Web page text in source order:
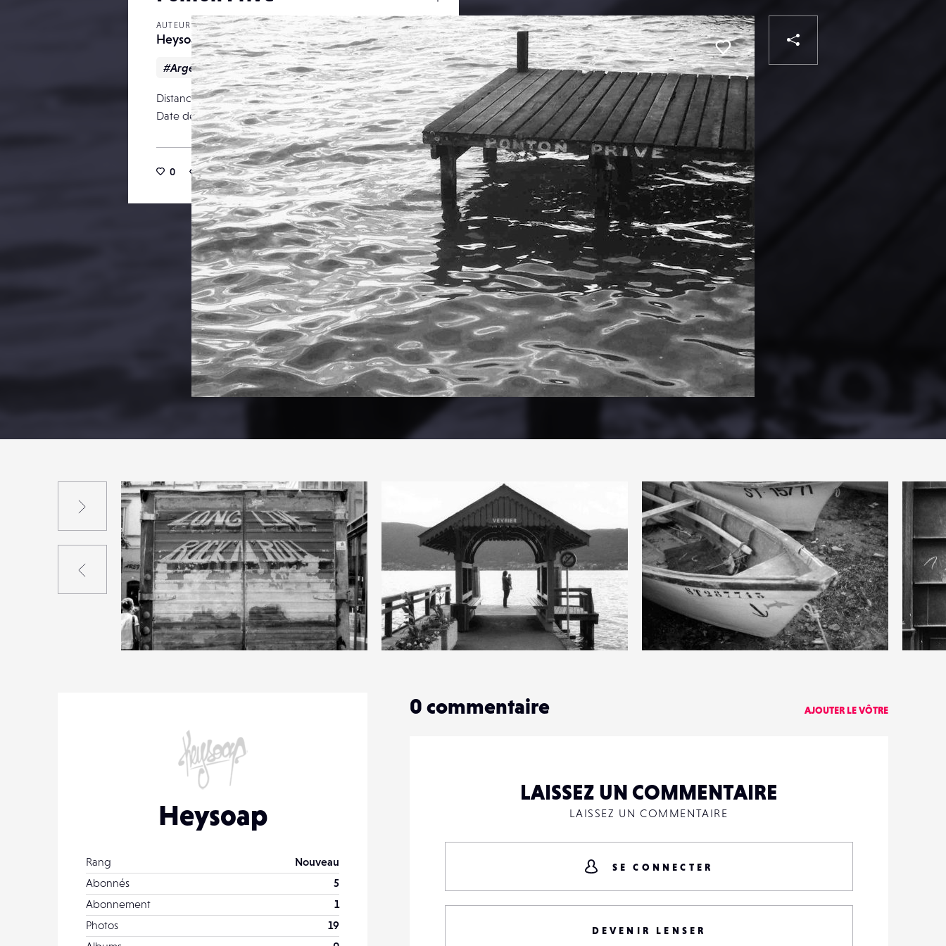
AUTEUR
Heysoap
#Argentique #Nature morte #Noir & blanc
Distance focale
0 mm
Date de publication
16 octobre 2013
0 13 0
/
Fermer
Liker
1
14
1
14
0
12
Suivant
Précédent
Heysoap
Rang
Nouveau
Abonnés
5
Abonnement
1
Photos
19
0 commentaire AJOUTER LE VÔTRE
LAISSEZ UN COMMENTAIRE
LAISSEZ UN COMMENTAIRE
SE CONNECTER
DEVENIR LENSER